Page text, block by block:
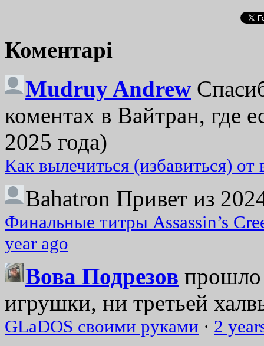
Коментарі
Mudruy Andrew
коментах в Вайтран, где
2025 года)
Как вылечиться (избавиться)
Bahatron Привет из
Финальные титры Assassin’s
year ago
Вова Подрезов прошло
игрушки, ни третьей
GLaDOS своими руками · 2